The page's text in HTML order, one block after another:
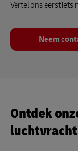
Vertel ons eerst iets
Neem
Ontdek